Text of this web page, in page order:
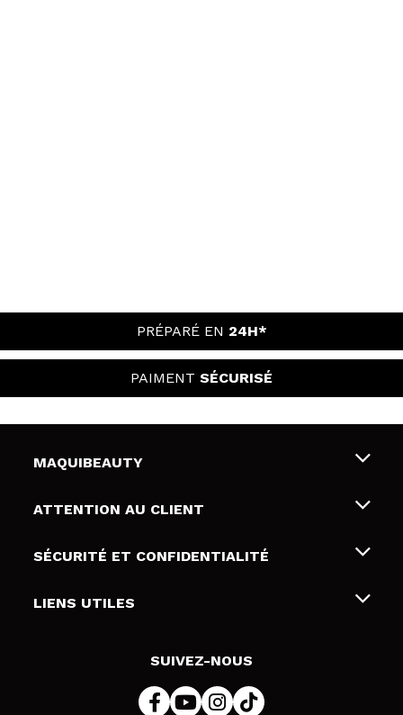
PRÉPARÉ EN 24H*
PAIMENT SÉCURISÉ
MAQUIBEAUTY
Qui sommes nous
Cartes-cadeaux
ATTENTION AU CLIENT
Livraison & retour
Modes de paiement
SÉCURITÉ ET CONFIDENTIALITÉ
Conditions et confidentialité
LIENS UTILES
SUIVEZ-NOUS